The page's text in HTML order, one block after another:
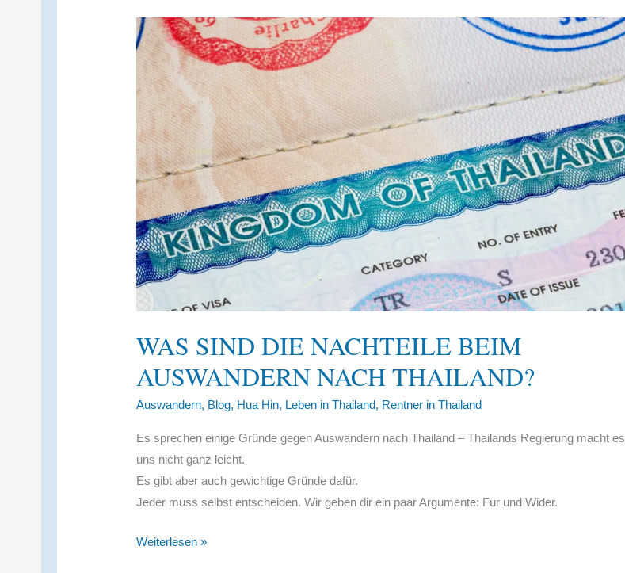
WAS SIND DIE NACHTEILE BEIM
AUSWANDERN NACH THAILAND?
Auswandern, Blog, Hua Hin, Leben in Thailand, Rentner in Thailand
Es sprechen einige Gründe gegen Auswandern nach Thailand – Thailands Regierung macht es
uns nicht ganz leicht.
Es gibt aber auch gewichtige Gründe dafür.
Jeder muss selbst entscheiden. Wir geben dir ein paar Argumente: Für und Wider.
Was
Weiterlesen »